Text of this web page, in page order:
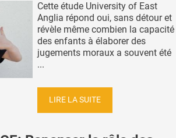
Cette étude University of East
Anglia répond oui, sans détour et
révèle même combien la capacité
des enfants à élaborer des
jugements moraux a souvent été
...
LIRE LA SUITE